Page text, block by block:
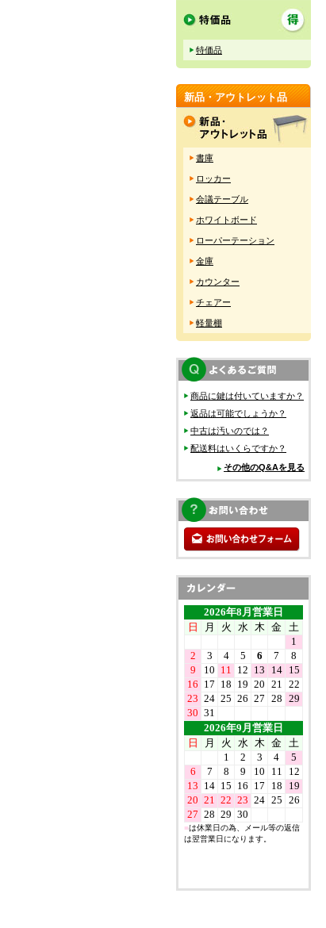
特価品
新品・アウトレット品
書庫
ロッカー
会議テーブル
ホワイトボード
ローパーテーション
金庫
カウンター
チェアー
軽量棚
商品に鍵は付いていますか？
返品は可能でしょうか？
中古は汚いのでは？
配送料はいくらですか？
その他のQ&Aを見る